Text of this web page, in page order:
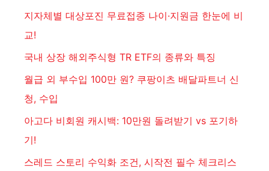
지자체별 대상포진 무료접종 나이·지원금 한눈에 비
교!
국내 상장 해외주식형 TR ETF의 종류와 특징
월급 외 부수입 100만 원? 쿠팡이츠 배달파트너 신
청, 수입
아고다 비회원 캐시백: 10만원 돌려받기 vs 포기하
기!
스레드 스토리 수익화 조건, 시작전 필수 체크리스